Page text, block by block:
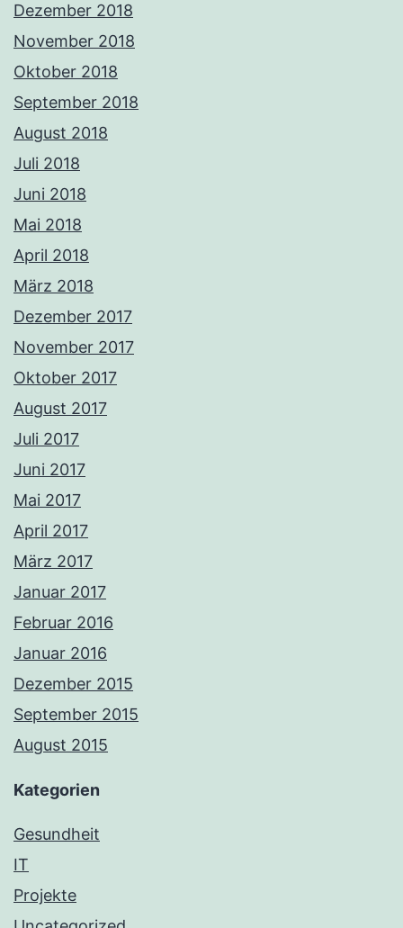
Dezember 2018
November 2018
Oktober 2018
September 2018
August 2018
Juli 2018
Juni 2018
Mai 2018
April 2018
März 2018
Dezember 2017
November 2017
Oktober 2017
August 2017
Juli 2017
Juni 2017
Mai 2017
April 2017
März 2017
Januar 2017
Februar 2016
Januar 2016
Dezember 2015
September 2015
August 2015
Kategorien
Gesundheit
IT
Projekte